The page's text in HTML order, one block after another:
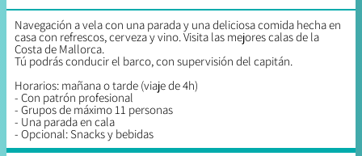
Navegación a vela con una parada y una deliciosa comida hecha en
casa con refrescos, cerveza y vino. Visita las mejores calas de la
Costa de Mallorca.
Tú podrás conducir el barco, con supervisión del capitán.
Horarios: mañana o tarde (viaje de 4h)
- Con patrón profesional
- Grupos de máximo 11 personas
- Una parada en cala
- Opcional: Snacks y bebidas